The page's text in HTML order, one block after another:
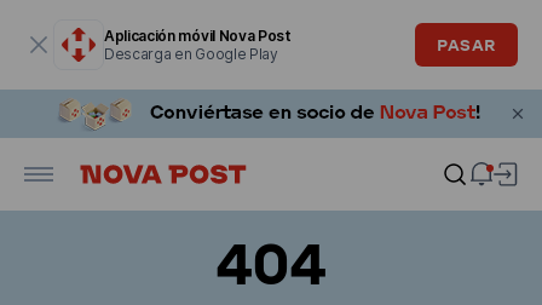
Aplicación móvil Nova Post
Descarga en Google Play
PASAR
404